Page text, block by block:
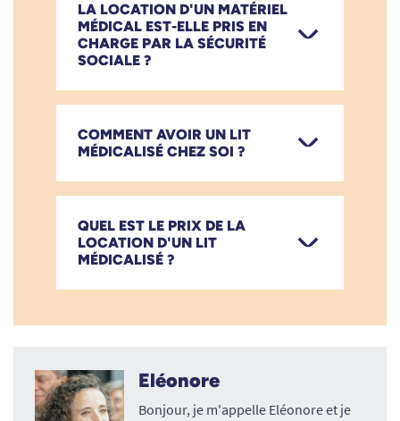
LA LOCATION D'UN MATÉRIEL
MÉDICAL EST-ELLE PRIS EN
CHARGE PAR LA SÉCURITÉ
SOCIALE ?
COMMENT AVOIR UN LIT
MÉDICALISÉ CHEZ SOI ?
QUEL EST LE PRIX DE LA
LOCATION D'UN LIT
MÉDICALISÉ ?
Eléonore
Bonjour, je m'appelle Eléonore et je